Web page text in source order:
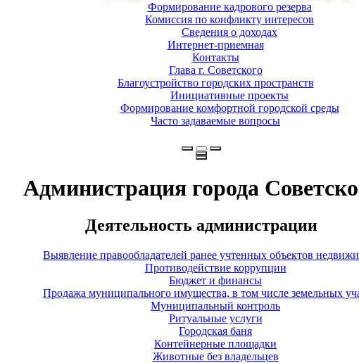
Формирование кадрового резерва
Комиссия по конфликту интересов
Сведения о доходах
Интернет-приемная
Контакты
Глава г. Советского
Благоустройство городских пространств
Инициативные проекты
Формирование комфортной городской среды
Часто задаваемые вопросы
Администрация города
Деятельность администрации
Выявление правообладателей ранее учтенных объектов
Противодействие коррупции
Бюджет и финансы
Продажа муниципального имущества, в том числе земельных
Муниципальный контроль
Ритуальные услуги
Городская баня
Контейнерные площадки
Животные без владельцев